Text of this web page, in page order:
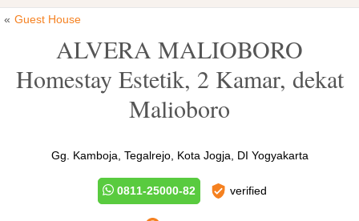
Guest House
ALVERA MALIOBORO
Homestay Estetik, 2 Kamar, dekat
Malioboro
Gg. Kamboja, Tegalrejo, Kota Jogja, DI Yogyakarta
0811-25000-82 verified